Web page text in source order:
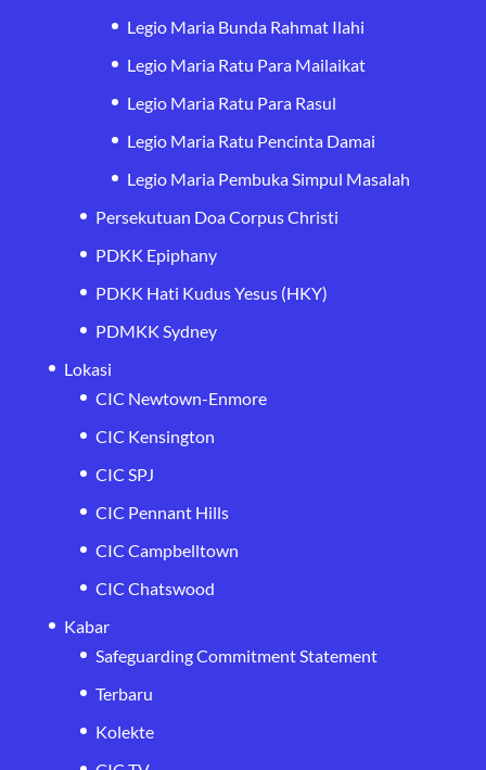
Legio Maria Bunda Rahmat Ilahi
Legio Maria Ratu Para Mailaikat
Legio Maria Ratu Para Rasul
Legio Maria Ratu Pencinta Damai
Legio Maria Pembuka Simpul Masalah
Persekutuan Doa Corpus Christi
PDKK Epiphany
PDKK Hati Kudus Yesus (HKY)
PDMKK Sydney
Lokasi
CIC Newtown-Enmore
CIC Kensington
CIC SPJ
CIC Pennant Hills
CIC Campbelltown
CIC Chatswood
Kabar
Safeguarding Commitment Statement
Terbaru
Kolekte